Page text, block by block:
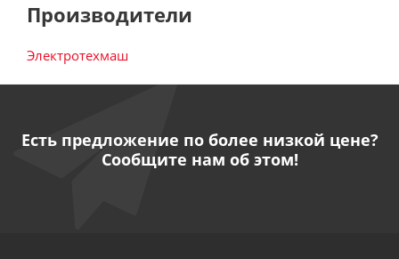
Производители
Электротехмаш
Есть предложение по более низкой цене?
Сообщите нам об этом!